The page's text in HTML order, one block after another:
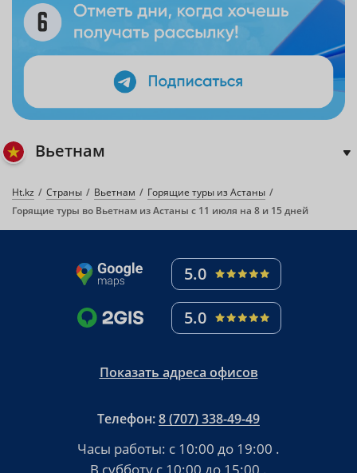
Вьетнам
Ht.kz Страны Вьетнам
Горящие туры из Астаны
Горящие туры во Вьетнам из Астаны с 11 июля на 8 и 15 дней
5.0
5.0
Показать адреса офисов
Телефон:8 (707) 338-49-49
Часы работы: с 10:00 до 19:00 .